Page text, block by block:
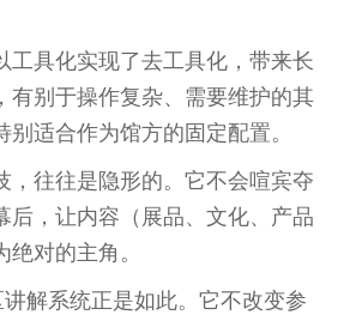
工具化实现了去工具化，带来长
有别于操作复杂、需要维护的其
适合作为馆方的固定配置。
，往往是隐形的。它不会喧宾夺
后，让内容（展品、文化、产品
对的主角。
解系统正是如此。它不改变参